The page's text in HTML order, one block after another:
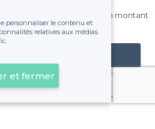
engagement, vous payez un montant
voir déraper la facture.
établissement
client
personnaliser le contenu et
relatives aux médias
et fermer